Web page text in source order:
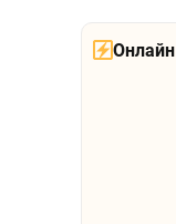
Онлайн